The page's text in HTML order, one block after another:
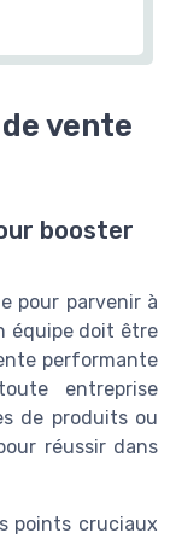
vente
booster
pour parvenir à
équipe doit être
performante
entreprise
de produits ou
réussir dans
points cruciaux